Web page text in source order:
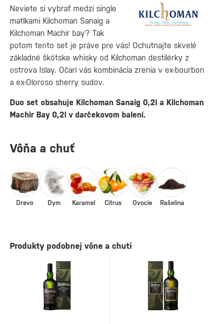
Neviete si vybrať medzi single
matlkami Kilchoman Sanaig a
Kilchoman Machir bay? Tak
potom tento set je práve pre vás! Ochutnajte skvelé
základné škótske whisky od Kilchoman destilérky z
ostrova Islay. Očarí vás kombinácia zrenia v ex-bourbon
a ex-Oloroso sherry sudov.
Duo set obsahuje Kilchoman Sanaig 0,2l a Kilchoman
Machir Bay 0,2l v darčekovom balení.
Vôňa a chuť
Drevo Dym Karamel Citrus Ovocie Rašelina
Produkty podobnej vône a chuti